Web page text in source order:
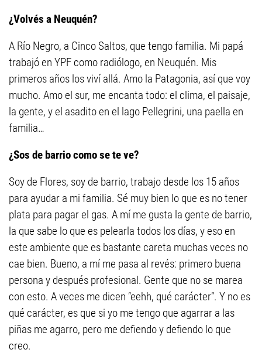
¿Volvés a Neuquén?
A Río Negro, a Cinco Saltos, que tengo familia. Mi papá
trabajó en YPF como radiólogo, en Neuquén. Mis
primeros años los viví allá. Amo la Patagonia, así que voy
mucho. Amo el sur, me encanta todo: el clima, el paisaje,
la gente, y el asadito en el lago Pellegrini, una paella en
familia…
¿Sos de barrio como se te ve?
Soy de Flores, soy de barrio, trabajo desde los 15 años
para ayudar a mi familia. Sé muy bien lo que es no tener
plata para pagar el gas. A mí me gusta la gente de barrio,
la que sabe lo que es pelearla todos los días, y eso en
este ambiente que es bastante careta muchas veces no
cae bien. Bueno, a mí me pasa al revés: primero buena
persona y después profesional. Gente que no se marea
con esto. A veces me dicen “eehh, qué carácter”. Y no es
qué carácter, es que si yo me tengo que agarrar a las
piñas me agarro, pero me defiendo y defiendo lo que
creo.